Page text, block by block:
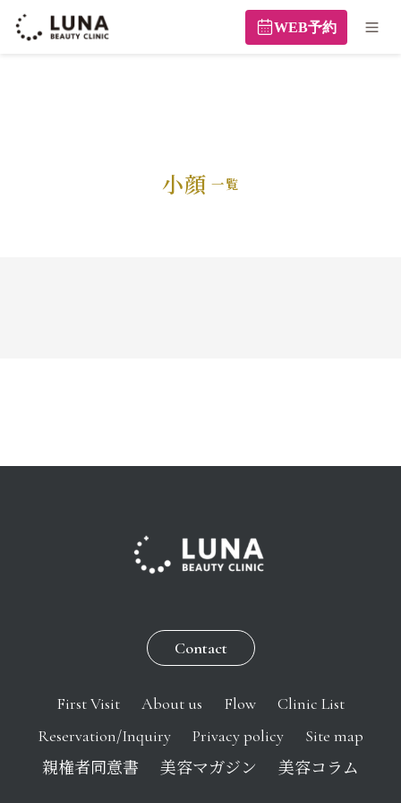
WEB予約
小顔
Contact
First Visit About us Flow
Clinic List
Reservation/Inquiry
Privacy policy
Site map
親権者同意書
美容マガジン 美容コラム